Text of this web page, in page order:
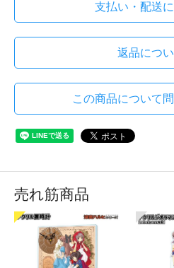
支払い・配送
返品につ
この商品について
売れ筋商品